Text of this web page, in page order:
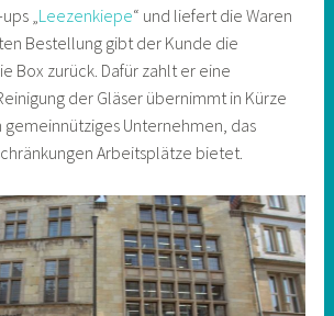
„ Leezenkiepe“ und liefert die Waren
Bestellung gibt der Kunde die
Box zurück. Dafür zahlt er eine
der Gläser übernimmt in Kürze
Unternehmen, das
Arbeitsplätze bietet.